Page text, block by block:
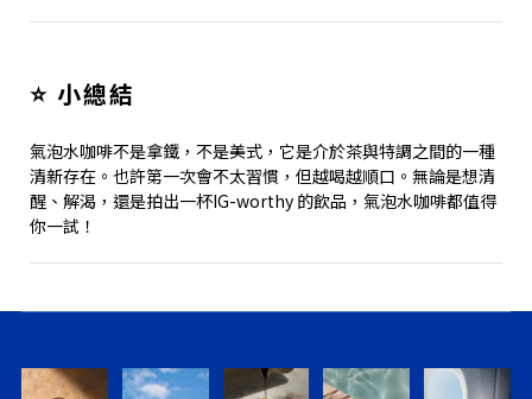
⭐ 小總結
氣泡水咖啡不是拿鐵，不是美式，它是介於茶與特調之間的一種
清新存在。也許第一次會不太習慣，但越喝越順口。無論是想清
醒、解渴，還是拍出一杯IG-worthy 的飲品，氣泡水咖啡都值得
你一試！